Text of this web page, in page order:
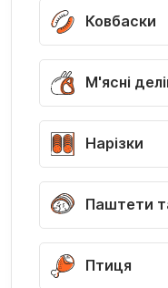
Ковбаски
М'ясні
Нарізки
Паштети
Птиця